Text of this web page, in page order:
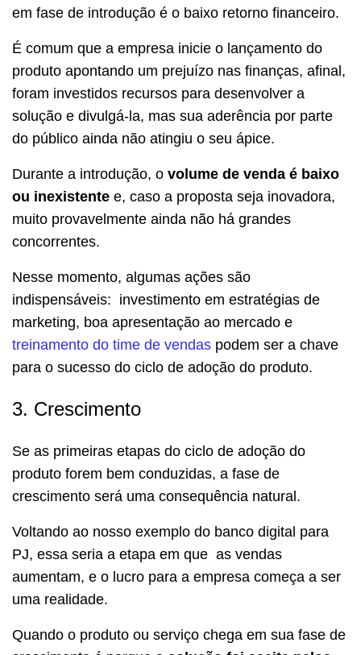
em fase de introdução é o baixo retorno financeiro.
É comum que a empresa inicie o lançamento do
produto apontando um prejuízo nas finanças, afinal,
foram investidos recursos para desenvolver a
solução e divulgá-la, mas sua aderência por parte
do público ainda não atingiu o seu ápice.
Durante a introdução, o volume de venda é baixo
ou inexistente e, caso a proposta seja inovadora,
muito provavelmente ainda não há grandes
concorrentes.
Nesse momento, algumas ações são
indispensáveis: investimento em estratégias de
marketing, boa apresentação ao mercado e
treinamento do time de vendas podem ser a chave
para o sucesso do ciclo de adoção do produto.
3. Crescimento
Se as primeiras etapas do ciclo de adoção do
produto forem bem conduzidas, a fase de
crescimento será uma consequência natural.
Voltando ao nosso exemplo do banco digital para
PJ, essa seria a etapa em que as vendas
aumentam, e o lucro para a empresa começa a ser
uma realidade.
Quando o produto ou serviço chega em sua fase de